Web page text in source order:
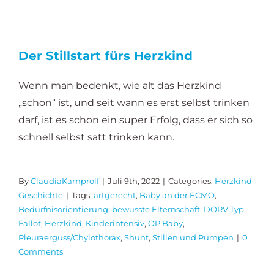
Der Stillstart fürs Herzkind
Wenn man bedenkt, wie alt das Herzkind
„schon“ ist, und seit wann es erst selbst trinken
darf, ist es schon ein super Erfolg, dass er sich so
schnell selbst satt trinken kann.
ByClaudiaKamprolf | Juli 9th, 2022 | Categories: Herzkind
Geschichte | Tags: artgerecht, Baby an der ECMO,
Bedürfnisorientierung, bewusste Elternschaft, DORV Typ
Fallot, Herzkind, Kinderintensiv, OP Baby,
Pleuraerguss/Chylothorax, Shunt, Stillen und Pumpen | 0
Comments